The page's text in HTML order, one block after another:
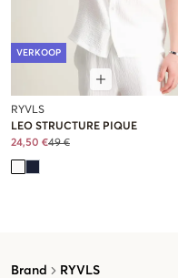
Brand RYVLS
VERKOOP
RYVLS
LEO STRUCTURE PIQUE
24,50 €49 €